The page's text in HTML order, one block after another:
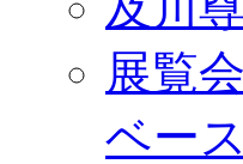
展覧
ベース